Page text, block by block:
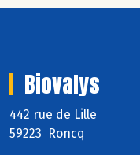
Biovalys
442 rue de Lille
59223 Roncq